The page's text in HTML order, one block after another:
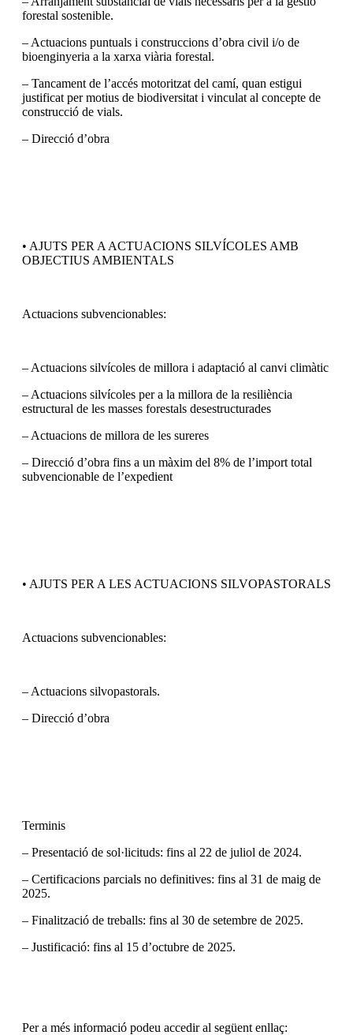
forestal sostenible.
– Actuacions puntuals i construccions d’obra civil i/o de
bioenginyeria a la xarxa viària forestal.
– Tancament de l’accés motoritzat del camí, quan estigui
justificat per motius de biodiversitat i vinculat al concepte de
construcció de vials.
– Direcció d’obra
• AJUTS PER A ACTUACIONS SILVÍCOLES AMB
OBJECTIUS AMBIENTALS
Actuacions subvencionables:
– Actuacions silvícoles de millora i adaptació al canvi climàtic
– Actuacions silvícoles per a la millora de la resiliència
estructural de les masses forestals desestructurades
– Actuacions de millora de les sureres
– Direcció d’obra fins a un màxim del 8% de l’import total
subvencionable de l’expedient
• AJUTS PER A LES ACTUACIONS SILVOPASTORALS
Actuacions subvencionables:
– Actuacions silvopastorals.
– Direcció d’obra
Terminis
– Presentació de sol·licituds: fins al 22 de juliol de 2024.
– Certificacions parcials no definitives: fins al 31 de maig de
2025.
– Finalització de treballs: fins al 30 de setembre de 2025.
– Justificació: fins al 15 d’octubre de 2025.
Per a més informació podeu accedir al següent enllaç: